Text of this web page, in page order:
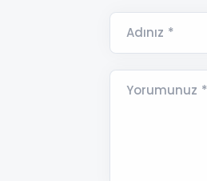
Adınız *
Yorumunuz *